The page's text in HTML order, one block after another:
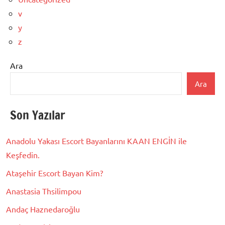
v
y
z
Ara
Ara
Son Yazılar
Anadolu Yakası Escort Bayanlarını KAAN ENGİN ile
Keşfedin.
Ataşehir Escort Bayan Kim?
Anastasia Thsilimpou
Andaç Haznedaroğlu